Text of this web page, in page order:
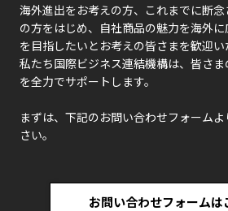
海外進出をお考えの方、これまでに断
の方をはじめ、自社商品の魅力を海外
を目指したいとお考えの皆さまを歓迎い
私たち国際ビジネス連結機構は、皆さ
を全力でサポートします。
まずは、下記のお問い合わせフォーム
さい。
お問い合わせフォームは